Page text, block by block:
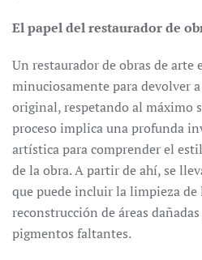
El papel del restaurador de
Un restaurador de obras de arte
minuciosamente para devolver
original, respetando al máximo
proceso implica una profunda
artística para comprender el
de la obra. A partir de ahí, se
que puede incluir la limpieza de
reconstrucción de áreas
pigmentos faltantes.